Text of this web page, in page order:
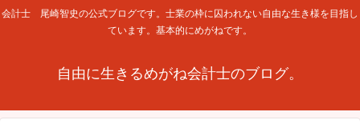
会計士 尾崎智史の公式ブログです。士業の枠に囚われない自由な生き様を目指し
ています。基本的にめがねです。
自由に生きるめがね会計士のブログ。